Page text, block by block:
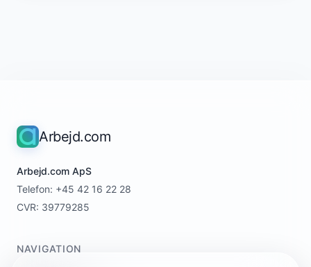
Arbejd.com
Arbejd.com ApS
Telefon: +45 42 16 22 28
CVR: 39779285
NAVIGATION